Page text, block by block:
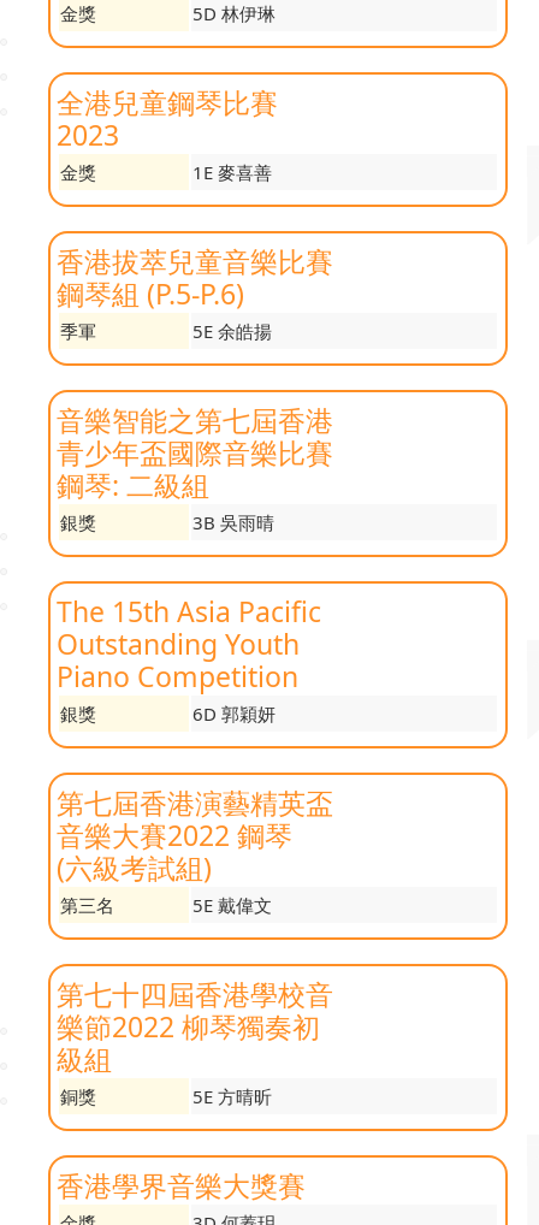
金獎 5D 林伊琳
全港兒童鋼琴比賽
2023
金獎 1E 麥喜善
香港拔萃兒童音樂比賽
鋼琴組 (P.5-P.6)
季軍 5E 余皓揚
音樂智能之第七屆香港
青少年盃國際音樂比賽
鋼琴: 二級組
銀獎 3B 吳雨晴
The 15th Asia Pacific
Outstanding Youth
Piano Competition
銀獎 6D 郭穎妍
第七屆香港演藝精英盃
音樂大賽2022 鋼琴
(六級考試組)
第三名 5E 戴偉文
第七十四屆香港學校音
樂節2022 柳琴獨奏初
級組
銅獎 5E 方晴昕
香港學界音樂大獎賽